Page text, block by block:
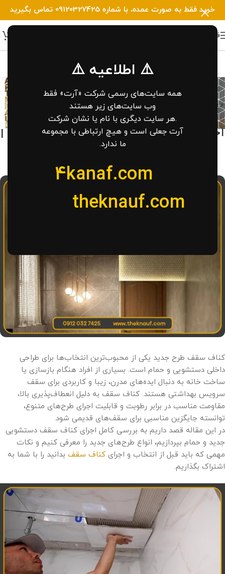
⚠️ اطلاعیه ⚠️
همه سایت‌های رسمی شرکت «آرت» فقط
وب‌ سایت‌های زیر هستند
.هر سایت دیگری با نام یا نشان شرکت
آرت جعلی است و هیچ ارتباطی با مجموعه
ما ندارد.
4kanaf.com
theknauf.com
خرید فقط به صورت عمده، با شماره 09120327425 تماس بگیرید
فهرست
وبلاگ
خانه/کناف
کناف, کناف سقف
اجرای کناف سقف دستشویی و حمام |
admina در مرداد 28, 1404 0
کناف سقف طرح جدید یکی از محبوب‌ترین انتخاب‌ها برای طراحی
داخلی دستشویی و حمام است. بسیاری از افراد هنگام بازسازی یا
ساخت خانه به دنبال ایده‌های مدرن، زیبا و کاربردی برای سقف
سرویس بهداشتی هستند. کناف سقف به دلیل انعطاف‌پذیری بالا،
مقاومت مناسب در برابر رطوبت و قابلیت اجرای طرح‌های متنوع،
توانسته جایگزین مناسبی برای سقف‌های قدیمی شود.
در این مقاله قصد داریم به بررسی کامل اجرای کناف سقف دستشویی
جدید و حمام بپردازیم، انواع طرح‌های جدید را معرفی کنیم و نکات
مهمی که باید قبل از انتخاب و اجرای کناف سقف بدانید را با شما به
اشتراک بگذاریم.